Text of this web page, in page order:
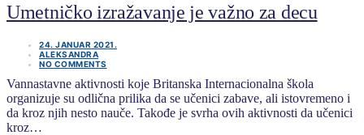
Umetničko izražavanje je važno za decu
24. JANUAR 2021.
ALEKSANDRA
NO COMMENTS
Vannastavne aktivnosti koje Britanska Internacionalna škola
organizuje su odlična prilika da se učenici zabave, ali istovremeno i
da kroz njih nesto nauče. Takođe je svrha ovih aktivnosti da učenici
kroz…